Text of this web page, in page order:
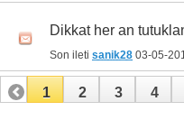
Dikkat her an
Son ileti sanik28 03-05-
1 2 3 4